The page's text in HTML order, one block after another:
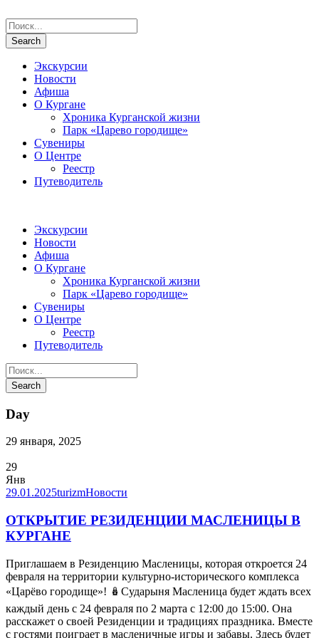
Экскурсии
Новости
Афиша
О Кургане
Хроника Курганской жизни
Парк «Царево городище»
Сувениры
О Центре
Реестр
Путеводитель
Экскурсии
Новости
Афиша
О Кургане
Хроника Курганской жизни
Парк «Царево городище»
Сувениры
О Центре
Реестр
Путеводитель
Day
29 января, 2025
29
Янв
29.01.2025turizmНовости
ОТКРЫТИЕ РЕЗИДЕНЦИИ МАСЛЕНИЦЫ В
КУРГАНЕ
Приглашаем в Резиденцию Масленицы, которая откроется 24
февраля на территории культурно-исторического комплекса
«Царёво городище»! 🪆Сударыня Масленица будет ждать всех
каждый день с 24 февраля по 2 марта с 12:00 до 15:00. Она
расскажет о своей Резиденции и традициях праздника. Вместе
с гостями поиграет в масленичные игры и забавы. Здесь будет